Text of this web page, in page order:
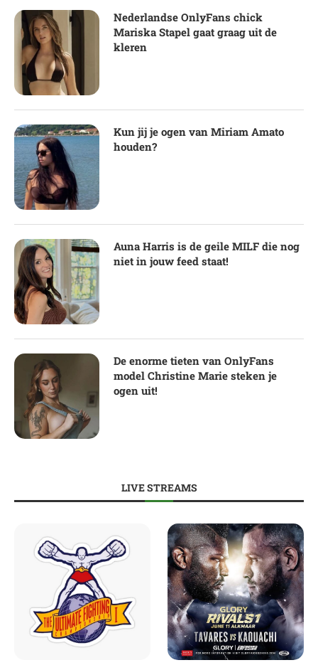
Nederlandse OnlyFans chick
Mariska Stapel gaat graag uit de
kleren
Kun jij je ogen van Miriam Amato
houden?
Auna Harris is de geile MILF die nog
niet in jouw feed staat!
De enorme tieten van OnlyFans
model Christine Marie steken je
ogen uit!
LIVE STREAMS